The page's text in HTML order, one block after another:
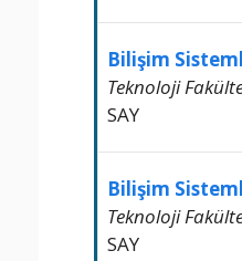
Bilişim
Teknoloji
SAY
Bilişim
Teknoloji
SAY